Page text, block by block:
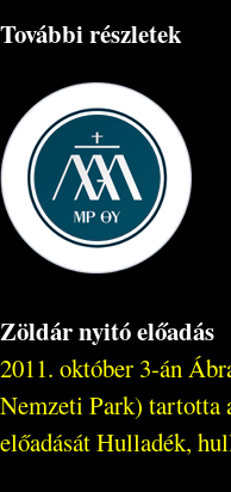
További részletek
Zöldár nyitó előadás
2011. október 3-án
Nemzeti Park)
előadását Hulladék,